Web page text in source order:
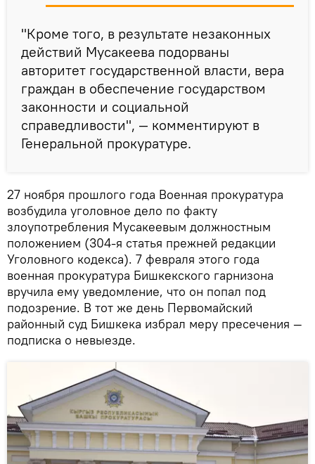
"Кроме того, в результате незаконных
действий Мусакеева подорваны
авторитет государственной власти, вера
граждан в обеспечение государством
законности и социальной
справедливости", — комментируют в
Генеральной прокуратуре.
27 ноября прошлого года Военная прокуратура
возбудила уголовное дело по факту
злоупотребления Мусакеевым должностным
положением (304-я статья прежней редакции
Уголовного кодекса). 7 февраля этого года
военная прокуратура Бишкекского гарнизона
вручила ему уведомление, что он попал под
подозрение. В тот же день Первомайский
районный суд Бишкека избрал меру пресечения —
подписка о невыезде.